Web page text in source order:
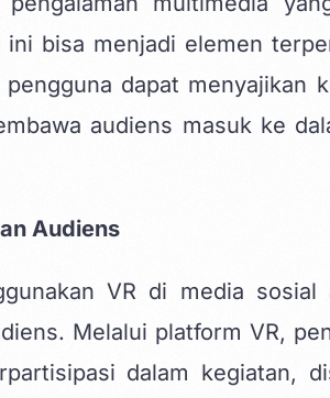
bisa menjadi elemen
pengguna dapat menyajikan
audiens masuk ke
Audiens
VR di media
Melalui platform VR,
dalam kegiatan,